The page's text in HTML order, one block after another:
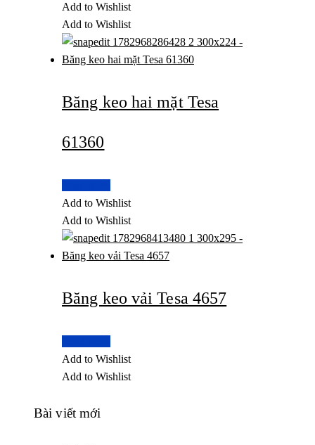
Add to Wishlist
Add to Wishlist
Băng keo hai mặt Tesa
61360
Add to Wishlist
Add to Wishlist
Băng keo vải Tesa 4657
Add to Wishlist
Add to Wishlist
Bài viết mới